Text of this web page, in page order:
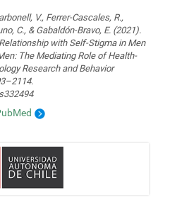
V., Ferrer-Cascales, R.,
C., & Gabaldón-Bravo, E. (2021).
with Self-Stigma in Men
The Mediating Role of Health-
Research and Behavior